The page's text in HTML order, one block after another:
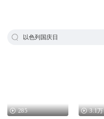
以色列国庆日
285 3.1万